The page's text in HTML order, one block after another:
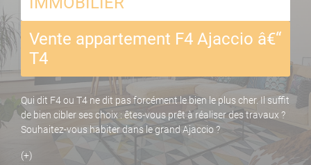
Vente appartement F4 Ajaccio â€“
T4
Qui dit F4 ou T4 ne dit pas forcément le bien le plus cher. Il suffit
de bien cibler ses choix : êtes-vous prêt à réaliser des travaux ?
Souhaitez-vous habiter dans le grand Ajaccio ?
(+)